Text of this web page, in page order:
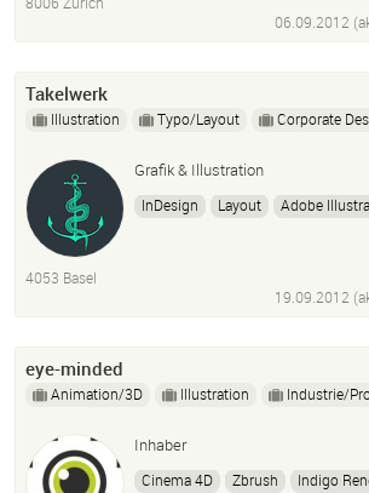
06.09.2012
Takelwerk
Illustration Typo/Layout Corporate
Grafik & Illustration
InDesign Layout Adobe
4053 Basel
19.09.2012
eye-minded
Animation/3D Illustration Industrie/
Inhaber
Cinema 4D Zbrush
Indigo